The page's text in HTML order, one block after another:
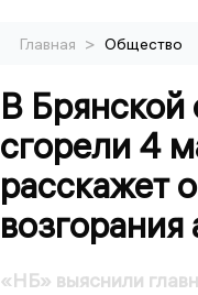
Главная > Общество
В Брянской
сгорели 4
расскажет
возгорания
«НБ» выяснили